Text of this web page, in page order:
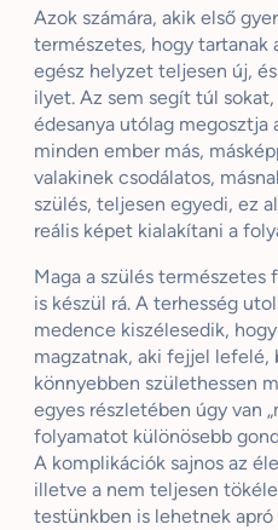
Azok számára, akik első
természetes, hogy tartanak
egész helyzet teljesen új,
ilyet. Az sem segít túl
édesanya utólag megosztja
minden ember más,
valakinek csodálatos,
szülés, teljesen egyedi, ez
reális képet kialakítani a
Maga a szülés
is készül rá. A terhesség
medence kiszélesedik,
magzatnak, aki fejjel lefelé,
könnyebben születhessen
egyes részletében úgy van
folyamatot különösebb
A komplikációk sajnos az
illetve a nem teljesen
testünkben is lehetnek apró